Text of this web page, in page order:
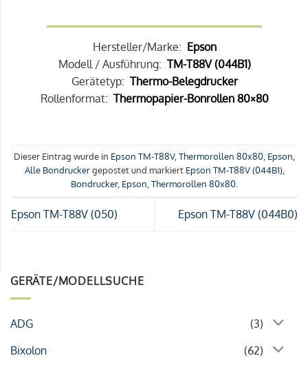
GERÄTE/MODELLSUCHE
ADG
(3)
Bixolon
(62)
Hersteller/Marke: Epson
Modell / Ausführung: TM-T88V (044B1)
Gerätetyp: Thermo-Belegdrucker
Rollenformat: Thermopapier-Bonrollen 80×80
Dieser Eintrag wurde in Epson TM-T88V,Thermorollen 80x80, Epson,
Alle Bondruckergepostet und markiert Epson TM-T88V (044B1),
Bondrucker, Epson,Thermorollen 80x80.
Epson TM-T88V (050) Epson TM-T88V (044B0)